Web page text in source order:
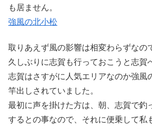
も居ません。
強風の北小松
取りあえず風の影響は相変わらずなの
久しぶりに志賀も行っておこうと志賀
志賀はさすがに人気エリアなのか強風
竿出しされていました。
最初に声を掛けた方は、朝、志賀で釣
するとの事なので、それに便乗して私